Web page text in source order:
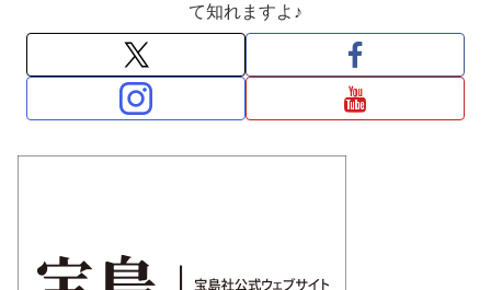
て知れますよ♪